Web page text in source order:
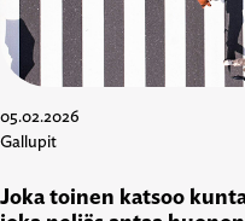
05.02.2026
Gallupit
Joka toinen katsoo